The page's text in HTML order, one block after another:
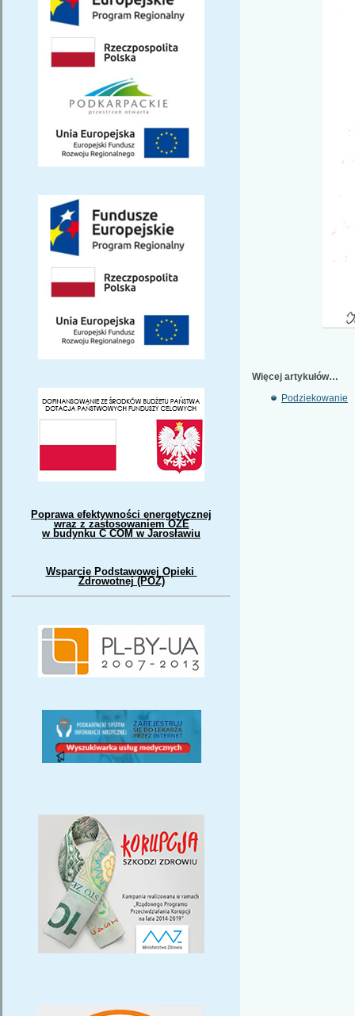
Poprawa efektywności energetycznej
wraz z zastosowaniem OZE
w budynku C COM w Jarosławiu
Wsparcie Podstawowej Opieki
Zdrowotnej (POZ)
Więcej artykułów…
Podziekowanie